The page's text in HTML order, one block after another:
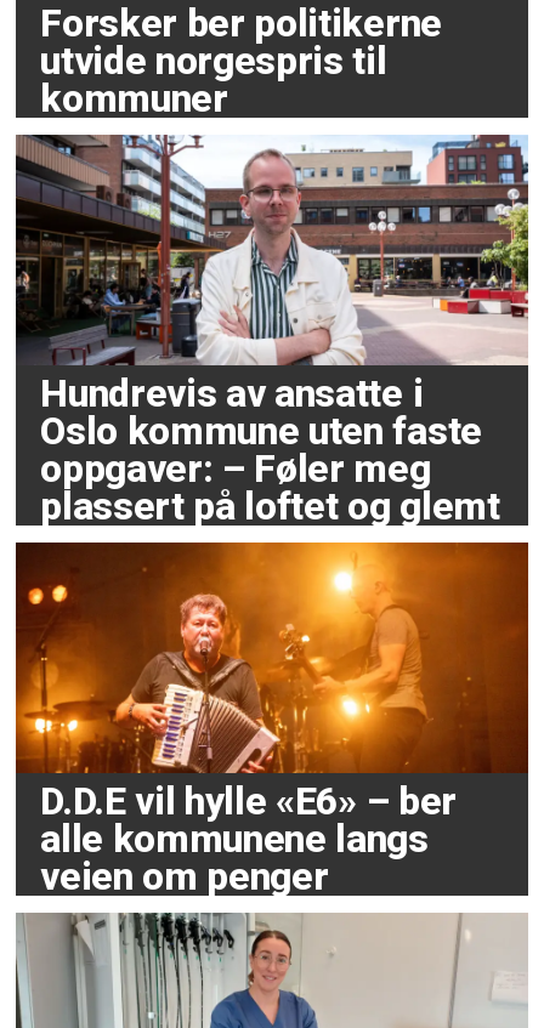
Forsker ber politikerne
utvide norgespris til
kommuner
Hundrevis av ansatte i
Oslo kommune uten faste
oppgaver: – Føler meg
plassert på loftet og glemt
D.D.E vil hylle «E6» – ber
alle kommunene langs
veien om penger